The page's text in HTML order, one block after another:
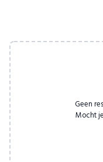
Geen
Mocht